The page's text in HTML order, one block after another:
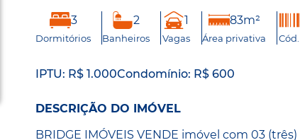
3
Dormitórios
2
Banheiros
1
Vagas
83m²
Área privativa
IPTU: R$ 1.000Condomínio: R$ 600
DESCRIÇÃO DO IMÓVEL
BRIDGE IMÓVEIS VENDE imóvel com 03